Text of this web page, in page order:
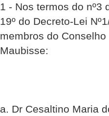
1 - Nos termos do nº3
19º do Decreto-Lei
membros do
Maubisse:
a. Dr Cesaltino Maria